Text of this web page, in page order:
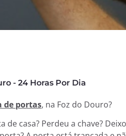
- 24 Horas Por Dia
de portas, na Foz do Douro?
casa? Perdeu a chave?